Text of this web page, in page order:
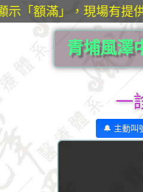
「額滿」，現場有提
青埔風澤
一
🔔 主動叫